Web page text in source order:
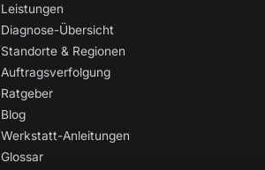
Leistungen
Diagnose-Übersicht
Standorte & Regionen
Auftragsverfolgung
Ratgeber
Blog
Werkstatt-Anleitungen
Glossar